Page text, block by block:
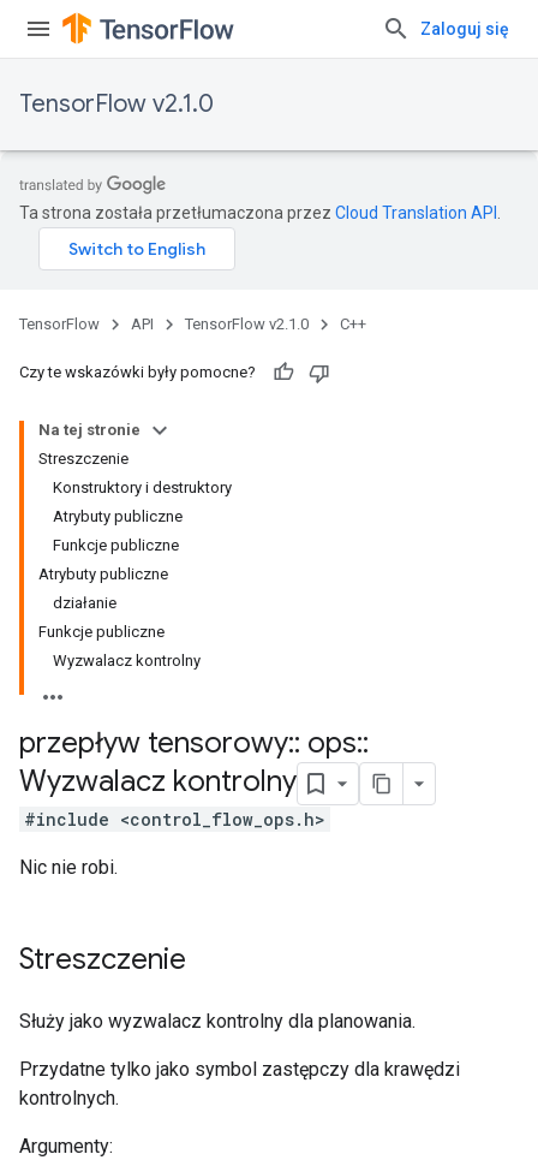
Zaloguj się
TensorFlow v2.1.0
Ta strona została przetłumaczona przez Cloud Translation API
TensorFlow API TensorFlow v2.1.0 C++
Czy te wskazówki były pomocne?
Na tej stronie
Streszczenie
Konstruktory i destruktory
Atrybuty publiczne
Funkcje publiczne
Atrybuty publiczne
działanie
Funkcje publiczne
Wyzwalacz kontrolny
przepływ tensorowy:: ops::
Wyzwalacz kontrolny
#include <control_flow_ops.h>
Nic nie robi.
Streszczenie
Służy jako wyzwalacz kontrolny dla planowania.
Przydatne tylko jako symbol zastępczy dla krawędzi
kontrolnych.
Argumenty: